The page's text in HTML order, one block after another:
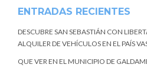
ENTRADAS RECIENTES
DESCUBRE SAN SEBASTIÁN CON
ALQUILER DE VEHÍCULOS EN EL PAÍS
QUE VER EN EL MUNICIPIO DE